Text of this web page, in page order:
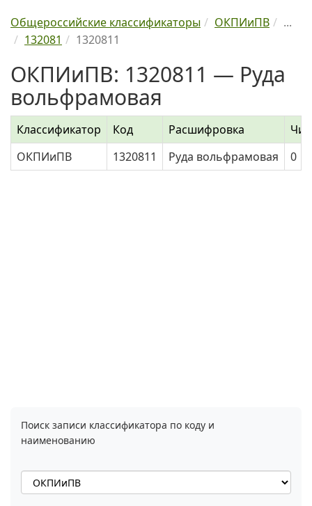
Общероссийские классификаторы ОКПИиПВ
...
132081
1320811
ОКПИиПВ: 1320811 — Руда
вольфрамовая
Классификатор Код Расшифровка
ОКПИиПВ
1320811 Руда вольфрамовая 0
Поиск записи классификатора по коду и
наименованию